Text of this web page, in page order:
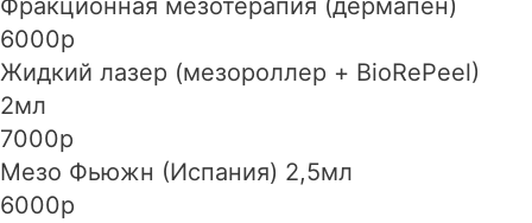
Фракционная мезотерапия (дермапен)
6000р
Жидкий лазер (мезороллер + BioRePeel)
2мл
7000р
Мезо Фьюжн (Испания) 2,5мл
6000р